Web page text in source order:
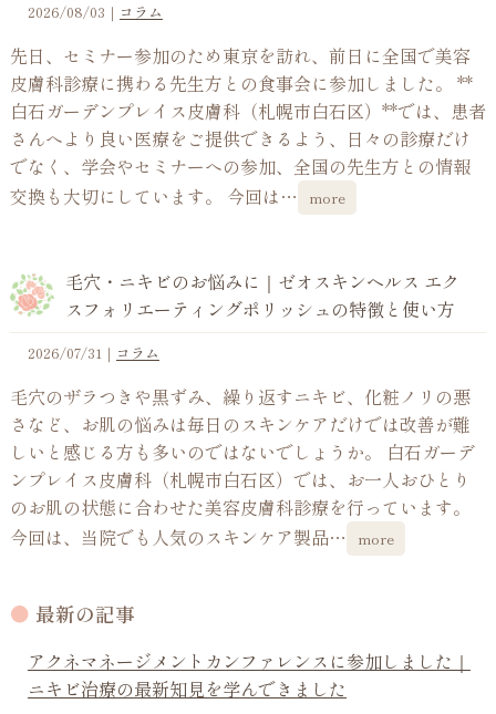
2026/08/03 ｜ コラム
先日、セミナー参加のため東京を訪れ、前日に全国で美容
皮膚科診療に携わる先生方との食事会に参加しました。 **
白石ガーデンプレイス皮膚科（札幌市白石区）**では、患者
さんへより良い医療をご提供できるよう、日々の診療だけ
でなく、学会やセミナーへの参加、全国の先生方との情報
交換も大切にしています。 今回は…
more
毛穴・ニキビのお悩みに｜ゼオスキンヘルス エク
スフォリエーティングポリッシュの特徴と使い方
2026/07/31｜ コラム
毛穴のザラつきや黒ずみ、繰り返すニキビ、化粧ノリの悪
さなど、お肌の悩みは毎日のスキンケアだけでは改善が難
しいと感じる方も多いのではないでしょうか。 白石ガーデ
ンプレイス皮膚科（札幌市白石区）では、お一人おひとり
のお肌の状態に合わせた美容皮膚科診療を行っています。
今回は、当院でも人気のスキンケア製品…
more
最新の記事
アクネマネージメントカンファレンスに参加しました｜
ニキビ治療の最新知見を学んできました